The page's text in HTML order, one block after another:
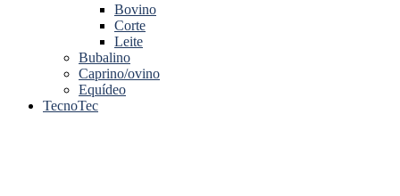
Bovino
Corte
Leite
Bubalino
Caprino/ovino
Equídeo
TecnoTec